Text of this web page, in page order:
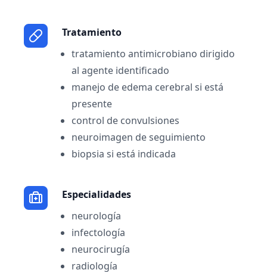
Tratamiento
tratamiento antimicrobiano dirigido
al agente identificado
manejo de edema cerebral si está
presente
control de convulsiones
neuroimagen de seguimiento
biopsia si está indicada
Especialidades
neurología
infectología
neurocirugía
radiología